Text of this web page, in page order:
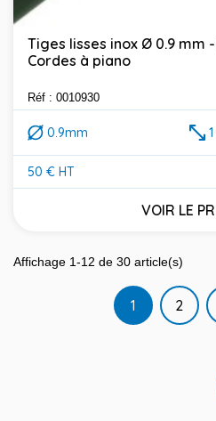
Tiges lisses inox Ø 0.9 mm
Cordes à piano
Réf : 0010930
0.9mm
50 € HT
Prix
VOIR LE
Affichage 1-12 de 30 article(s)
1 2